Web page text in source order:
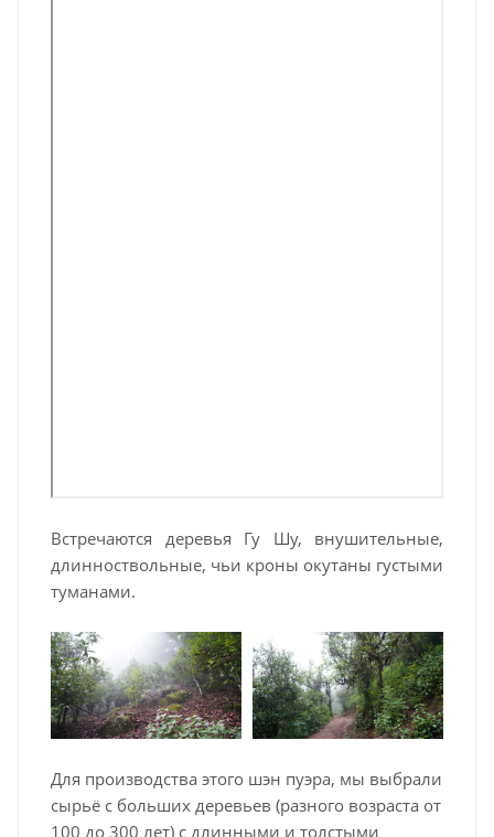
Встречаются деревья Гу Шу, внушительные,
длинноствольные, чьи кроны окутаны густыми
туманами.
Для производства этого шэн пуэра, мы выбрали
сырьё с больших деревьев (разного возраста от
100 до 300 лет) с длинными и толстыми